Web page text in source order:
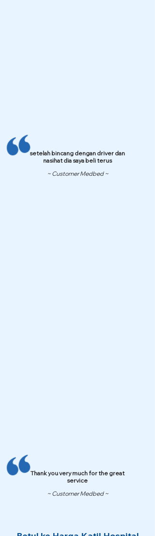
setelah bincang dengan driver dan
nasihat dia saya beli terus
~ Customer Medbed ~
Thank you very much for the great
service
~ Customer Medbed ~